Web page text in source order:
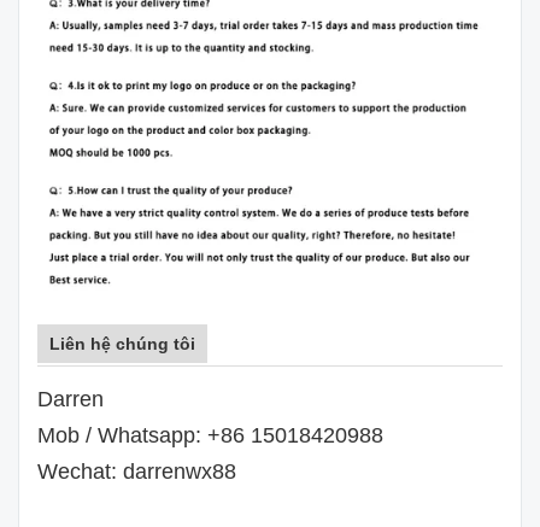
Liên hệ chúng tôi
Darren
Mob / Whatsapp: +86 15018420988
Wechat: darrenwx88